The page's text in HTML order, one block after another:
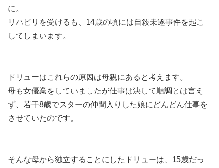
に。
リハビリを受けるも、14歳の頃には自殺未遂事件を起こ
してしまいます。
ドリューはこれらの原因は母親にあると考えます。
母も女優業をしていましたが仕事は決して順調とは言え
ず、若干8歳でスターの仲間入りした娘にどんどん仕事を
させていたのです。
そんな母から独立することにしたドリューは、15歳だっ